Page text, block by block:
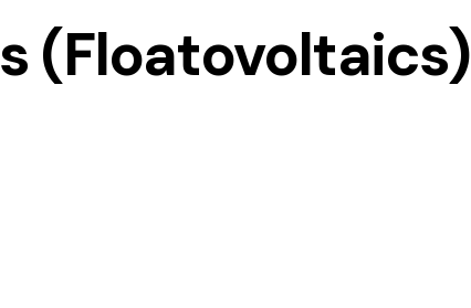
(Floatovoltaics)